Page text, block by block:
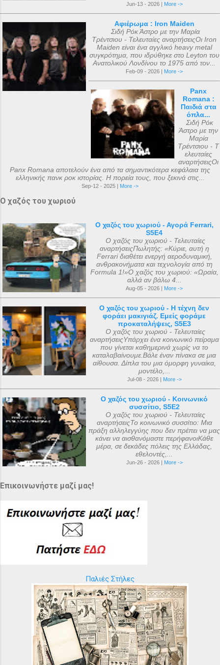
Jun-13 - 2026 | More ->
Αφιέρωμα : Iron Maiden
Σιδή Ρόκ Άστρο με την Μαρία
Τρέντσιου - Τελευταίες αναρτήσειςΟι Iron
Maiden είναι ένα αγγλικό heavy metal
συγκρότημα, που ιδρύθηκε στο Leyton του
Ανατολικού Λονδίνου το 1975 από τον...
Feb-09 - 2026 | More ->
Panx
Romana :
Παιδιά στα
όπλα...
Σιδή Ρόκ
Άστρο με την
Μαρία
Τρέντσιου - Τ
ελευταίες
αναρτήσειςΟι
Panx Romana αποτελούν ένα από τα σημαντικότερα κεφάλαια της
ελληνικής πανκ ροκ ιστορίας. Η πορεία τους, που ξεκινά στις...
Sep-12 - 2025 | More ->
Ο χαζός του χωριού
Ο χαζός του χωριού - Αγορά Ferrari,
S5E4
Ο χαζός του χωριού - Τελευταίες
αναρτήσειςΠωλητής: «Κύριε, αυτή η
Ferrari διαθέτει ενεργή αεροδυναμική,
ανθρακονήματα και τεχνολογία από τη
Formula 1!»Ο χαζός του χωριού: «Ωραία,
αλλά αν βάλω 4...
Aug-05 - 2026 | More ->
Ο χαζός του χωριού - Η τέχνη δεν
φοράει μακιγιάζ. Εμείς φοράμε
προκαταλήψεις, S5E3
Ο χαζός του χωριού - Τελευταίες
αναρτήσειςΥπάρχει ένα κοινωνικό πείραμα
που γίνεται καθημερινά χωρίς να το
καταλαβαίνουμε.Βάλε έναν πίνακα σε μια
αίθουσα. Δίπλα του μια όμορφη γυναίκα,
μοντέλο,...
Jul-08 - 2026 | More ->
Ο χαζός του χωριού - Κοινωνικό
συσσίτιο, S5E2
Ο χαζός του χωριού - Τελευταίες
αναρτήσειςΤο κοινωνικό συσσίτιο: Μια
πράξη αλληλεγγύης που δεν πρέπει να μας
κάνει να αισθανόμαστε περήφανοιΚάθε
μέρα, σε δεκάδες πόλεις της Ελλάδας,
εθελοντές,...
Jun-26 - 2026 | More ->
Επικοινωνήστε μαζί μας!
Παλιές Στήλες